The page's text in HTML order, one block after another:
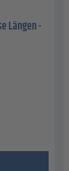
Längen -